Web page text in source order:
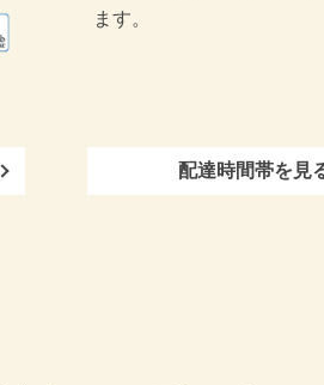
ます。
配達時間帯を見